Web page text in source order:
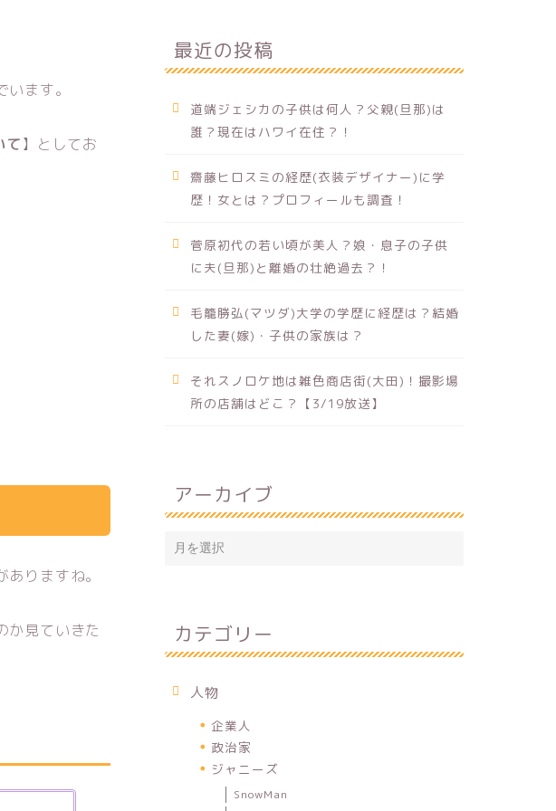
ます。
て】としてお
りますね。
か見ていきた
最近の投稿
道端ジェシカの子供は何人？父親(旦那)は
誰？現在はハワイ在住？！
齋藤ヒロスミの経歴(衣装デザイナー)に学
歴！女とは？プロフィールも調査！
菅原初代の若い頃が美人？娘・息子の子供
に夫(旦那)と離婚の壮絶過去？！
毛籠勝弘(マツダ)大学の学歴に経歴は？結婚
した妻(嫁)・子供の家族は？
それスノロケ地は雑色商店街(大田)！撮影場
所の店舗はどこ？【3/19放送】
アーカイブ
カテゴリー
人物
企業人
政治家
ジャニーズ
SnowMan